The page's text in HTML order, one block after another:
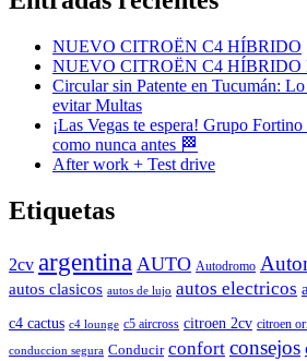
NUEVO CITROËN C4 HÍBRIDO
NUEVO CITROËN C4 HÍBRIDO
Circular sin Patente en Tucumán: Lo
evitar Multas
¡Las Vegas te espera! Grupo
como nunca antes 🏁
After work + Test drive
Etiquetas
2cv argentina AUTO Autodromo
autos clasicos autos de lujo autos electricos
c4 cactus c4 lounge c5 aircross citroen 2cv citroen
conduccion segura Conducir confort consejos